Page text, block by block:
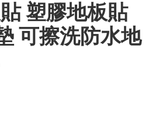
塑膠地板貼
可擦洗防水地